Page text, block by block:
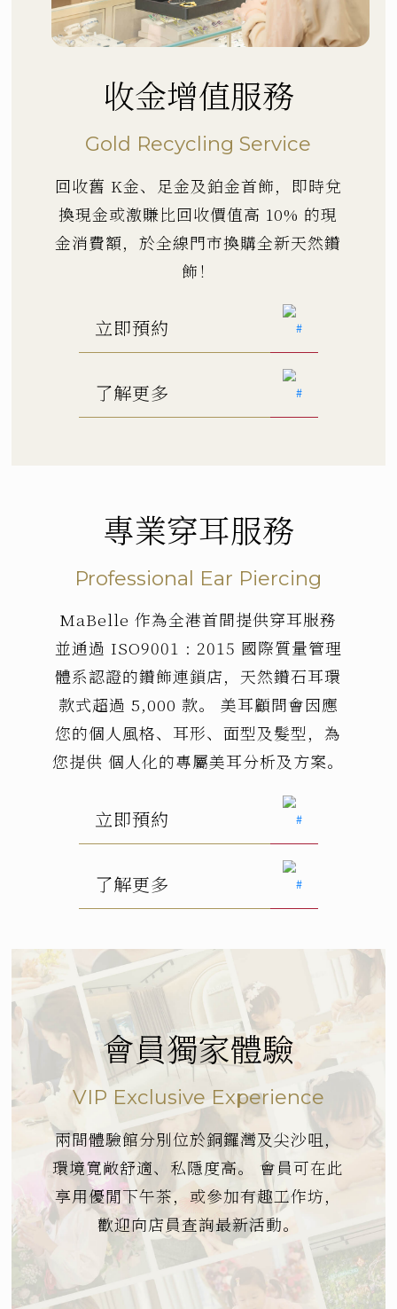
收金增值服務
Gold Recycling Service
回收舊 K金、足金及鉑金首飾，即時兌
換現金或激賺比回收價值高 10% 的現
金消費額，於全線門市換購全新天然鑽
飾！
立即預約
了解更多
專業穿耳服務
Professional Ear Piercing
MaBelle 作為全港首間提供穿耳服務
並通過 ISO9001 : 2015 國際質量管理
體系認證的鑽飾連鎖店，天然鑽石耳環
款式超過 5,000 款。 美耳顧問會因應
您的個人風格、耳形、面型及髮型，為
您提供 個人化的專屬美耳分析及方案。
立即預約
了解更多
會員獨家體驗
VIP Exclusive Experience
兩間體驗館分別位於銅鑼灣及尖沙咀，
環境寬敞舒適、私隱度高。
會員可在此
享用優閒下午茶，或參加有趣工作坊，
歡迎向店員查詢最新活動。